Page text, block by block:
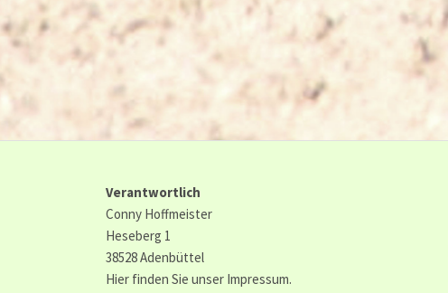
Verantwortlich
Conny Hoffmeister
Heseberg 1
38528 Adenbüttel
Hier finden Sie unser Impressum.